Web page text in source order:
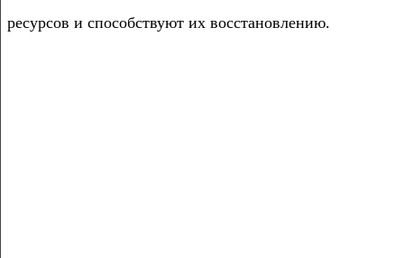
ресурсов и способствуют их восстановлению.